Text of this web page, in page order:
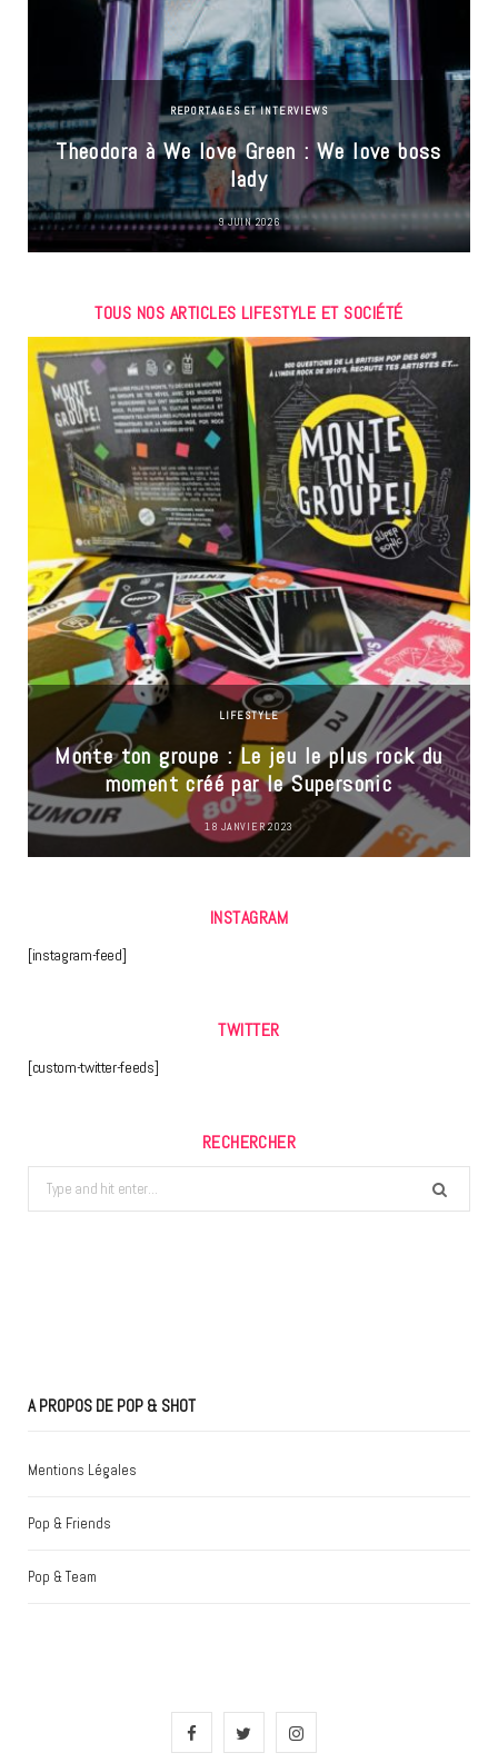
REPORTAGES ET INTERVIEWS
Theodora à We love Green : We love boss
lady
9 JUIN 2026
TOUS NOS ARTICLES LIFESTYLE ET SOCIÉTÉ
LIFESTYLE
Monte ton groupe : Le jeu le plus rock du
moment créé par le Supersonic
18 JANVIER 2023
INSTAGRAM
[instagram-feed]
TWITTER
[custom-twitter-feeds]
RECHERCHER
Search
for:
A PROPOS DE POP & SHOT
Mentions Légales
Pop & Friends
Pop & Team
F
I